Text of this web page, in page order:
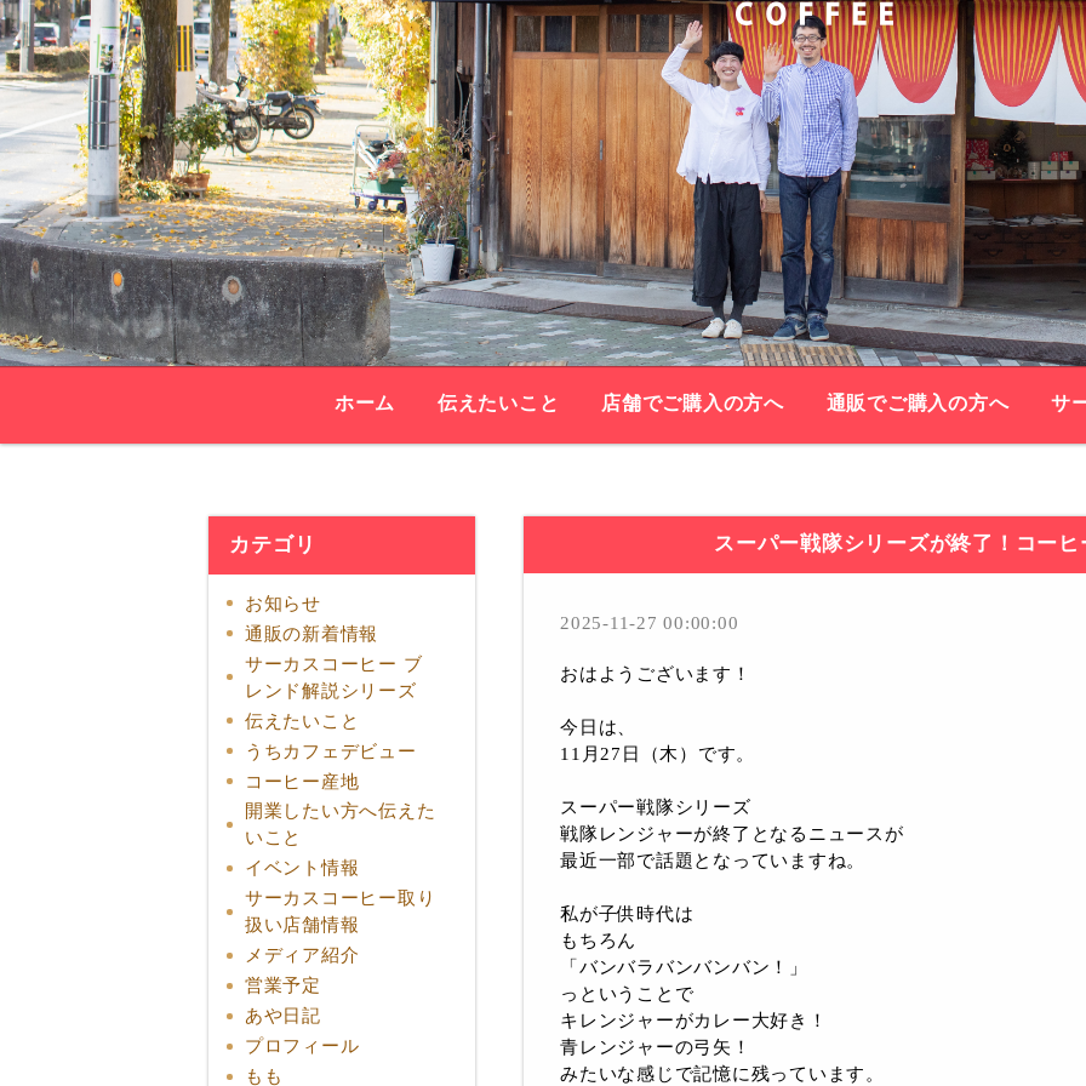
ホーム 伝えたいこと 店舗でご購入の方へ 通販でご購入の方へ サ
カテゴリ
お知らせ
通販の新着情報
サーカスコーヒー ブ
レンド解説シリーズ
伝えたいこと
うちカフェデビュー
コーヒー産地
開業したい方へ伝えた
いこと
イベント情報
サーカスコーヒー取り
扱い店舗情報
メディア紹介
営業予定
あや日記
プロフィール
もも
スーパー戦隊シリーズが終了！コー
2025-11-27 00:00:00
おはようございます！
今日は、
11月27日（木）です。
スーパー戦隊シリーズ
戦隊レンジャーが終了となるニュースが
最近一部で話題となっていますね。
私が子供時代は
もちろん
「バンバラバンバンバン！」
っということで
キレンジャーがカレー大好き！
青レンジャーの弓矢！
みたいな感じで記憶に残っています。